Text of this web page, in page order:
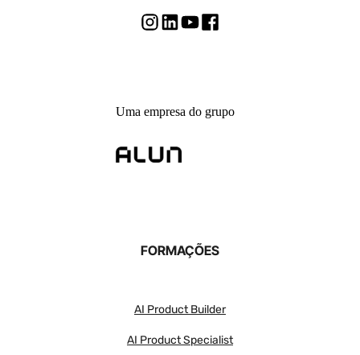
Uma empresa do grupo
FORMAÇÕES
AI Product Builder
AI Product Specialist